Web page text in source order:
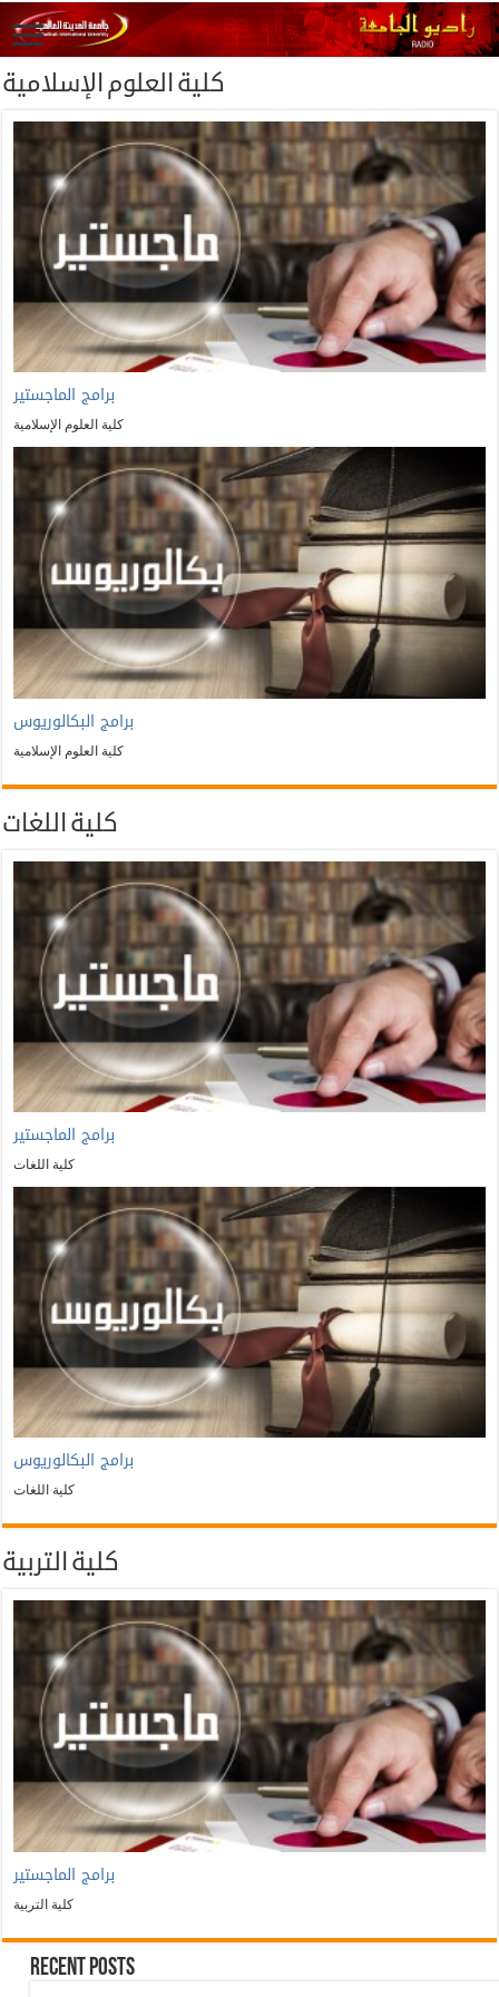
كلية العلوم الإسلامية
برامج الماجستير
كلية العلوم الإسلامية
برامج البكالوريوس
كلية العلوم الإسلامية
كلية اللغات
برامج الماجستير
كلية اللغات
برامج البكالوريوس
كلية اللغات
كلية التربية
برامج الماجستير
كلية التربية
Recent Posts